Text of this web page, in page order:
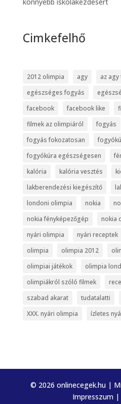
Cimkefelhő
2012 olimpia agy
az
egészséges fogyás
facebook
facebook like
filmek az olimpiáról
fogyás
fogyás fokozatosan
fogyókúra egészségesen
kalória
kalória vesztés
lakberendezési kiegészítő
londoni olimpia
nokia
nokia fényképezőgép
nokia
nyári olimpia
nyári receptek
olimpia
olimpia 2012
olimpiai játékok
olimpia
olimpiákról szóló filmek
szabad akarat
tudatalatti
XXX. nyári olimpia
ízletes
© 2026 onlinecegek.hu |
Impresszum|